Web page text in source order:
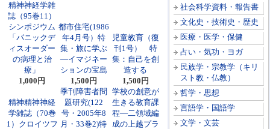
社会科学資料・報告書
文化史・技術史・歴史
医療・医学・保健
占い・気功・ヨガ
民族学・宗教学（キリ
スト教・仏教）
哲学・思想
言語学・国語学
文学・文芸
精神神経学雑
誌（95巻11）
シンポジウム
「パニックデ
ィスオーダー
の病理と治
療」
1,000円
都市住宅(1986
年4月号）特
集・旅に学ぶ
―イマジネー
ションの宝島
1,500円
児童教育（復
刊1号） 特
集：自己を創
造する
1,500円
精神精神神経
学雑誌（70巻
1）クロイツフ
季刊障害者問
題研究(122
号・2005年8
月・33巻2)特
学校の創意が
生きる教育課
程―二領域編
成の上越プラ